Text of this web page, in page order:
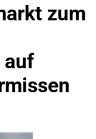
zum
auf